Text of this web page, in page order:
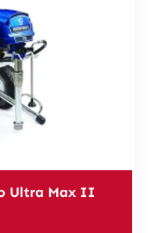
Ultra Max II